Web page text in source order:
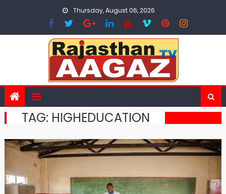
Thursday, August 06, 2026
TAG: HIGHEDUCATION